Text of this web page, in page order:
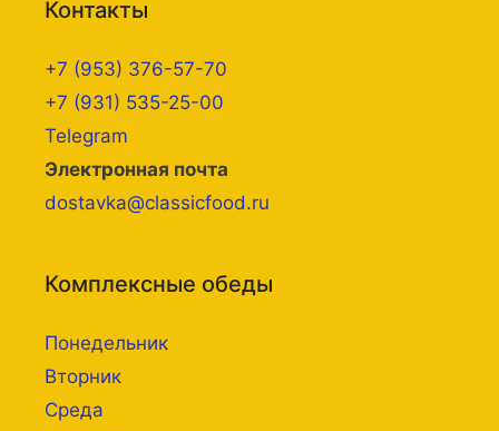
Контакты
+7 (953) 376-57-70
+7 (931) 535-25-00
Telegram
Электронная почта
dostavka@classicfood.ru
Комплексные обеды
Понедельник
Вторник
Среда